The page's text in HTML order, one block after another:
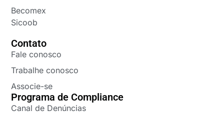
Becomex
Sicoob
Contato
Fale conosco
Trabalhe conosco
Associe-se
Programa de Compliance
Canal de Denúncias